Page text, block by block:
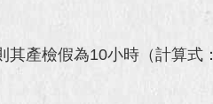
產檢假為10小時（計算式